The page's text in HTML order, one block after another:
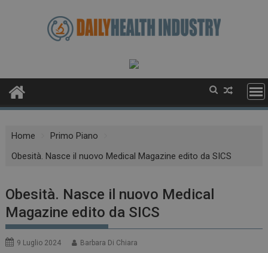
Home
Primo Piano
Obesità. Nasce il nuovo Medical Magazine edito da SICS
Obesità. Nasce il nuovo Medical
Magazine edito da SICS
9 Luglio 2024 Barbara Di Chiara